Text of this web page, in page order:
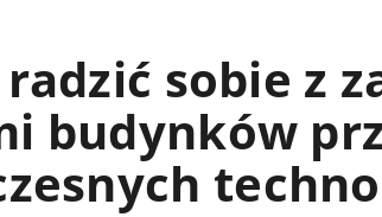
sobie z
budynków
ZDROWY